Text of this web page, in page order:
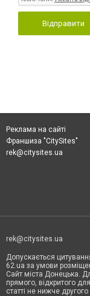
Відправити
Реклама на сайті
Франшиза "CitySites"
rek@citysites.ua
rek@citysites.ua
Допускається
62.ua за умови
Сайт міста Донецька.
прямого, відкритого
статті не нижче